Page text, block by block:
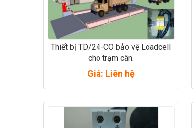
Thiết bị TD/24-CO bảo vệ Loadcell
cho trạm cân.
Giá: Liên hệ